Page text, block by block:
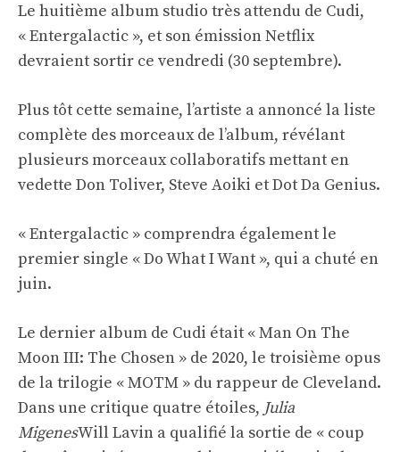
Le huitième album studio très attendu de Cudi,
« Entergalactic », et son émission Netflix
devraient sortir ce vendredi (30 septembre).
Plus tôt cette semaine, l’artiste a annoncé la liste
complète des morceaux de l’album, révélant
plusieurs morceaux collaboratifs mettant en
vedette Don Toliver, Steve Aoiki et Dot Da Genius.
« Entergalactic » comprendra également le
premier single « Do What I Want », qui a chuté en
juin.
Le dernier album de Cudi était « Man On The
Moon III: The Chosen » de 2020, le troisième opus
de la trilogie « MOTM » du rappeur de Cleveland.
Dans une critique quatre étoiles, Julia
MigenesWill Lavin a qualifié la sortie de « coup